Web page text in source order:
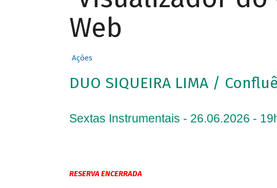
Web
Ações
DUO SIQUEIRA LIMA /
Sextas Instrumentais - 26.06.2026 -
RESERVA ENCERRADA